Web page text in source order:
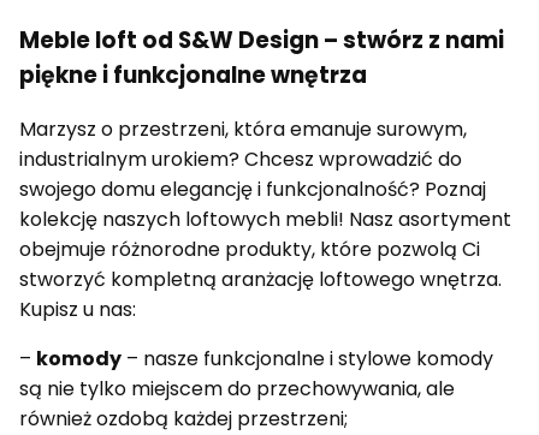
Meble loft od S&W Design – stwórz z nami
piękne i funkcjonalne wnętrza
Marzysz o przestrzeni, która emanuje surowym,
industrialnym urokiem? Chcesz wprowadzić do
swojego domu elegancję i funkcjonalność? Poznaj
kolekcję naszych loftowych mebli! Nasz asortyment
obejmuje różnorodne produkty, które pozwolą Ci
stworzyć kompletną aranżację loftowego wnętrza.
Kupisz u nas:
– komody – nasze funkcjonalne i stylowe komody
są nie tylko miejscem do przechowywania, ale
również ozdobą każdej przestrzeni;